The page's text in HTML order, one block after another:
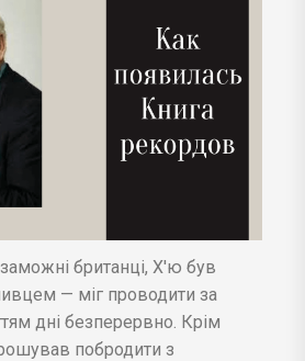
британці, Х'ю був
— міг проводити за
дні безперервно. Крім
побродити з